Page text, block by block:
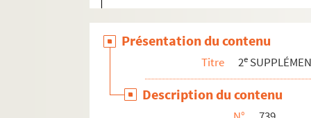
761. Idiome d'Arles. Recueil de J.-D.
762. Poésies provençales. Lou fau
763. Idiome d'Arles ou Recueil de titres
764. Répertoire des ouvrages manuscrits
Présentation du contenu
Titre 2e
Description du contenu